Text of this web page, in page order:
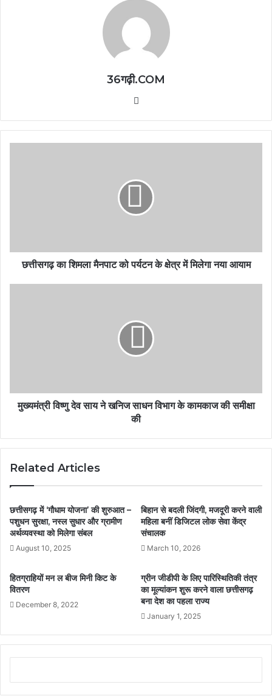
36गढ़ी.COM
छत्तीसगढ़ का शिमला मैनपाट को पर्यटन के क्षेत्र में मिलेगा नया आयाम
मुख्यमंत्री विष्णु देव साय ने खनिज साधन विभाग के कामकाज की समीक्षा
की
Related Articles
छत्तीसगढ़ में ‘गौधाम योजना’ की शुरुआत –
पशुधन सुरक्षा, नस्ल सुधार और ग्रामीण
अर्थव्यवस्था को मिलेगा संबल
August 10, 2025
बिहान से बदली जिंदगी, मजदूरी करने वाली
महिला बनीं डिजिटल लोक सेवा केंद्र
संचालक
March 10, 2026
हितग्राहियों मन ल बीज मिनी किट के
वितरण
December 8, 2022
ग्रीन जीडीपी के लिए पारिस्थितिकी तंत्र
का मूल्यांकन शुरू करने वाला छत्तीसगढ़
बना देश का पहला राज्य
January 1, 2025